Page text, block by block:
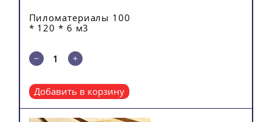
Пиломатериалы 100
* 120 * 6 м3
Добавить в корзину